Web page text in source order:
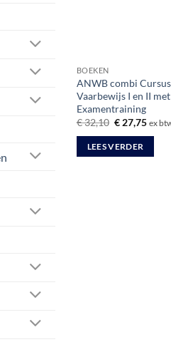
BOEKEN
ANWB combi
Vaarbewijs I en II
Examentraining
€32,10
prijs
was:
€ 32,10.
€27,75 ex
LEES VERDER